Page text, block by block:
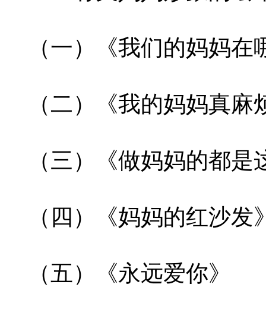
（一）《我们的妈妈在
（二）《我的妈妈真麻
（三）《做妈妈的都是
（四）《妈妈的红沙发
（五）《永远爱你》